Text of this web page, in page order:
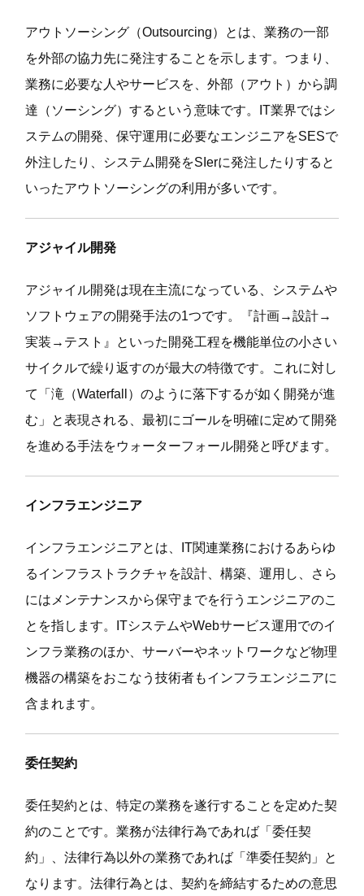
アウトソーシング（Outsourcing）とは、業務の一部
を外部の協力先に発注することを示します。つまり、
業務に必要な人やサービスを、外部（アウト）から調
達（ソーシング）するという意味です。IT業界ではシ
ステムの開発、保守運用に必要なエンジニアをSESで
外注したり、システム開発をSIerに発注したりすると
いったアウトソーシングの利用が多いです。
アジャイル開発
アジャイル開発は現在主流になっている、システムや
ソフトウェアの開発手法の1つです。『計画→設計→
実装→テスト』といった開発工程を機能単位の小さい
サイクルで繰り返すのが最大の特徴です。これに対し
て「滝（Waterfall）のように落下するが如く開発が進
む」と表現される、最初にゴールを明確に定めて開発
を進める手法をウォーターフォール開発と呼びます。
インフラエンジニア
インフラエンジニアとは、IT関連業務におけるあらゆ
るインフラストラクチャを設計、構築、運用し、さら
にはメンテナンスから保守までを行うエンジニアのこ
とを指します。ITシステムやWebサービス運用でのイ
ンフラ業務のほか、サーバーやネットワークなど物理
機器の構築をおこなう技術者もインフラエンジニアに
含まれます。
委任契約
委任契約とは、特定の業務を遂行することを定めた契
約のことです。業務が法律行為であれば「委任契
約」、法律行為以外の業務であれば「準委任契約」と
なります。法律行為とは、契約を締結するための意思